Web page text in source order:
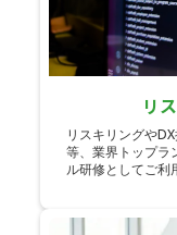
リ
リスキリングや
等、業界トップラ
ル研修としてご利